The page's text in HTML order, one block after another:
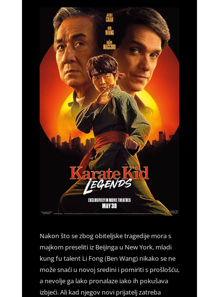
Nakon što se zbog obiteljske tragedije mora s
majkom preseliti iz Beijinga u New York, mladi
kung fu talent Li Fong (Ben Wang) nikako se ne
može snaći u novoj sredini i pomiriti s prošlošću,
a nevolje ga lako pronalaze iako ih pokušava
izbjeći. Ali kad njegov novi prijatelj zatreba